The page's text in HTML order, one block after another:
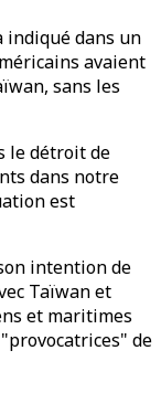
indiqué dans un
avaient
sans les
le détroit de
dans notre
est
intention de
Taïwan et
et maritimes
de